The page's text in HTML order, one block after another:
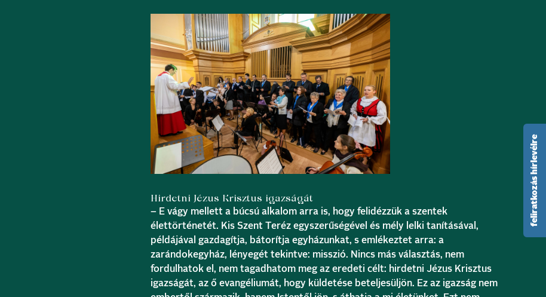
Hirdetni Jézus Krisztus igazságát
– E vágy mellett a búcsú alkalom arra is, hogy felidézzük a szentek
élettörténetét. Kis Szent Teréz egyszerűségével és mély lelki tanításával,
példájával gazdagítja, bátorítja egyházunkat, s emlékeztet arra: a
zarándokegyház, lényegét tekintve: misszió. Nincs más választás, nem
fordulhatok el, nem tagadhatom meg az eredeti célt: hirdetni Jézus Krisztus
igazságát, az ő evangéliumát, hogy küldetése beteljesüljön. Ez az igazság nem
feliratkozás hírlevélre